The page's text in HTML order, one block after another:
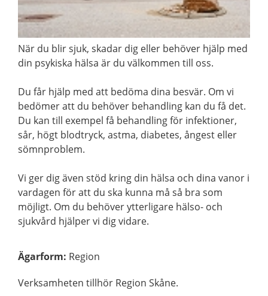
När du blir sjuk, skadar dig eller behöver hjälp med
din psykiska hälsa är du välkommen till oss.
Du får hjälp med att bedöma dina besvär. Om vi
bedömer att du behöver behandling kan du få det.
Du kan till exempel få behandling för infektioner,
sår, högt blodtryck, astma, diabetes, ångest eller
sömnproblem.
Vi ger dig även stöd kring din hälsa och dina vanor i
vardagen för att du ska kunna må så bra som
möjligt. Om du behöver ytterligare hälso- och
sjukvård hjälper vi dig vidare.
Ägarform: Region
Verksamheten tillhör Region Skåne.